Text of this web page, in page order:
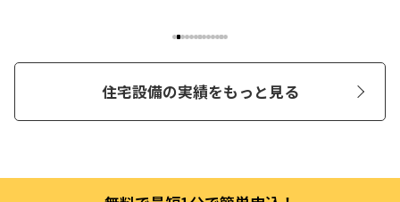
住宅設備の実績をもっと見る